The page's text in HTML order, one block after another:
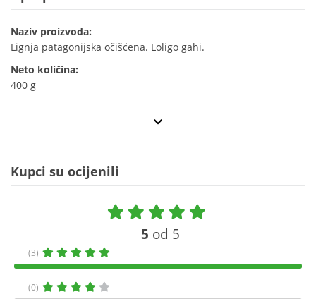
Naziv proizvoda:
Lignja patagonijska očišćena. Loligo gahi.
Neto količina:
400 g
Kupci su ocijenili
5 od 5
(3)
(0)